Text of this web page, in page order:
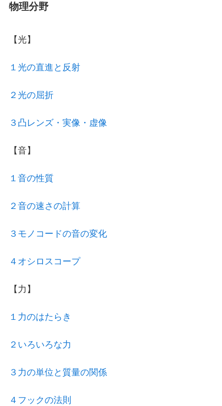
物理分野
【光】
１光の直進と反射
２光の屈折
３凸レンズ・実像・虚像
【音】
１音の性質
２音の速さの計算
３モノコードの音の変化
４オシロスコープ
【力】
１力のはたらき
２いろいろな力
３力の単位と質量の関係
４フックの法則